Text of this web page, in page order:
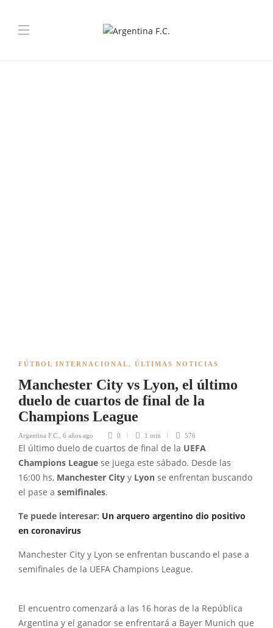
FÚTBOL INTERNACIONAL, ÚLTIMAS NOTICIAS
Manchester City vs Lyon, el último
duelo de cuartos de final de la
Champions League
Argentina F.C. 6 años ago 0 1 min 576
El último duelo de cuartos de final de la UEFA
Champions League se juega este sábado. Desde las
16:00 hs, Manchester City y Lyon se enfrentan buscando
el pase a semifinales.
Te puede interesar: Un arquero argentino dio positivo
en coronavirus
Manchester City y Lyon se enfrentan buscando el pase a
semifinales de la UEFA Champions League.
El encuentro comenzará a las 16 horas de la República
Argentina y el ganador se enfrentará a Bayer Munich que